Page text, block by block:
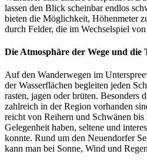
lassen den Blick scheinbar endlos
bieten die Möglichkeit, Höhenmeter
durch Felder, die im Wechselspiel
Die Atmosphäre der Wege und die
Auf den Wanderwegen im
der Wasserflächen begleiten jeden
rasten, jagen oder brüten. Besonders
zahlreich in der Region vorhanden
reicht von Reihern und Schwänen
Gelegenheit haben, seltene und
konnte. Rund um den Neuendorfer
kann man bei Sonne, Wind und